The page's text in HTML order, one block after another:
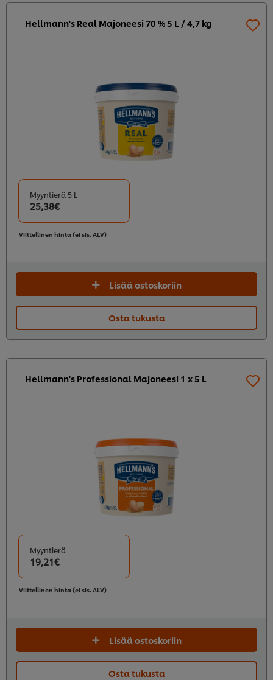
Hellmann's Real Majoneesi 70 % 5 L / 4,7 kg
Myyntierä 5 L
25,38€
Viittellinen hinta (ei sis. ALV)
Lisää ostoskoriin
Osta tukusta
Hellmann's Professional Majoneesi 1 x 5 L
Myyntierä
19,21€
Viittellinen hinta (ei sis. ALV)
Lisää ostoskoriin
Osta tukusta